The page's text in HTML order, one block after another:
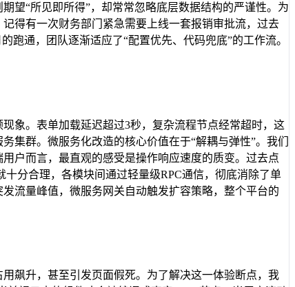
望“所见即所得”，却常常忽略底层数据结构的严谨性。为
得有一次财务部门紧急需要上线一套报销审批流，过去
通，团队逐渐适应了“配置优先、代码兜底”的工作流。
象。表单加载延迟超过3秒，复杂流程节点经常超时，这
集群。微服务化改造的核心价值在于“解耦与弹性”。我们
户而言，最直观的感受是操作响应速度的质变。过去点
分合理，各模块间通过轻量级RPC通信，彻底消除了单
流量峰值，微服务网关自动触发扩容策略，整个平台的
飙升，甚至引发页面假死。为了解决这一体验断点，我